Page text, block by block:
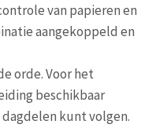
van papieren en
aangekoppeld en
orde. Voor het
beschikbaar
dagdelen kunt volgen.